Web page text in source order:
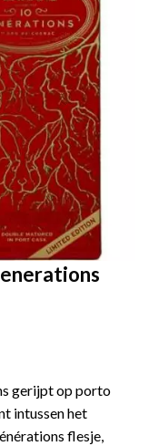
gerijpt op porto
intussen het
flesje,